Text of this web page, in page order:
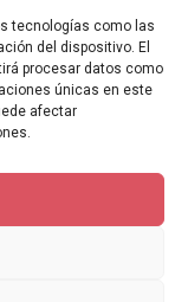
tecnologías como las
del dispositivo. El
procesar datos como
únicas en este
afectar